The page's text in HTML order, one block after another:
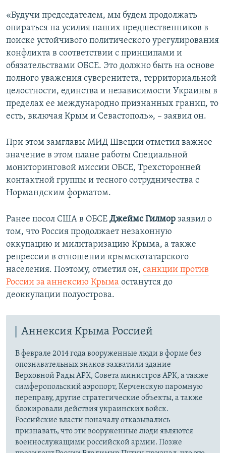
«Будучи председателем, мы будем продолжать
опираться на усилия наших предшественников в
поиске устойчивого политического урегулирования
конфликта в соответствии с принципами и
обязательствами ОБСЕ. Это должно быть на основе
полного уважения суверенитета, территориальной
целостности, единства и независимости Украины в
пределах ее международно признанных границ, то
есть, включая Крым и Севастополь», – заявил он.
При этом замглавы МИД Швеции отметил важное
значение в этом плане работы Специальной
мониторинговой миссии ОБСЕ, Трехсторонней
контактной группы и тесного сотрудничества с
Нормандским форматом.
Ранее посол США в ОБСЕ Джеймс Гилмор заявил о
том, что Россия продолжает незаконную
оккупацию и милитаризацию Крыма, а также
репрессии в отношении крымскотатарского
населения. Поэтому, отметил он, санкции против
России за аннексию Крыма останутся до
деоккупации полуострова.
Аннексия Крыма Россией
В феврале 2014 года вооруженные люди в форме без
опознавательных знаков захватили здание
Верховной Рады АРК, Совета министров АРК, а также
симферопольский аэропорт, Керченскую паромную
переправу, другие стратегические объекты, а также
блокировали действия украинских войск.
Российские власти поначалу отказывались
признавать, что эти вооруженные люди являются
военнослужащими российской армии. Позже